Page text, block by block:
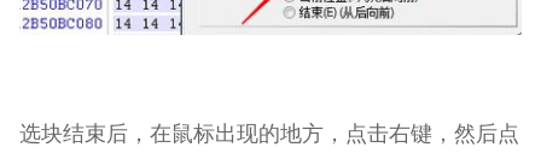
选块结束后，在鼠标出现的地方，点击右键，然后点